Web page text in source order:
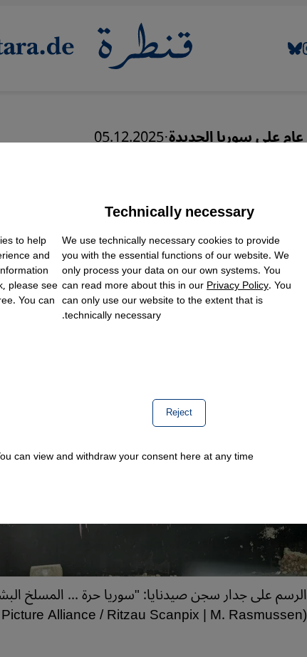
عام على سوريا الجديدة·
05.12.2025
Deutsch
English عربي
الرسم على جدار سجن صيدنايا: "سوريا حرة ... المسلخ
(Photo: Picture Alliance / Ritzau Scanpix | M. Rasmussen)
Technically necessary
We use technically necessary cookies to provide
you with the essential functions of our website. We
only process your data on our own systems. You
can read more about this in ourPrivacy Policy. You
can only use our website to the extent that is
technically necessary.
Reject
to help
and
please see
You can
Embed
Embed
Embed
Embed
Embed
can view and withdraw your consent here at any time.